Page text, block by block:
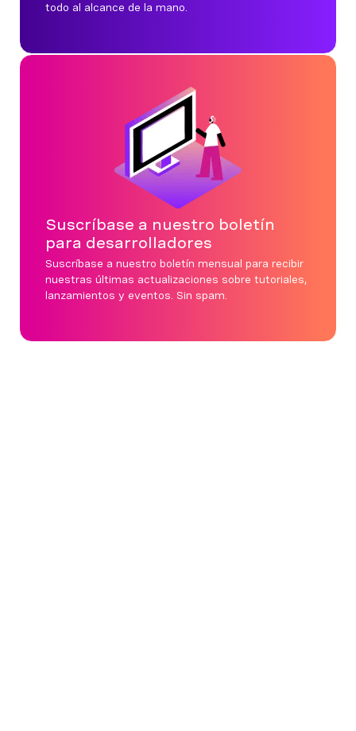
todo al alcance de la mano.
Suscríbase a nuestro boletín
para desarrolladores
Suscríbase a nuestro boletín mensual para recibir
nuestras últimas actualizaciones sobre tutoriales,
lanzamientos y eventos. Sin spam.